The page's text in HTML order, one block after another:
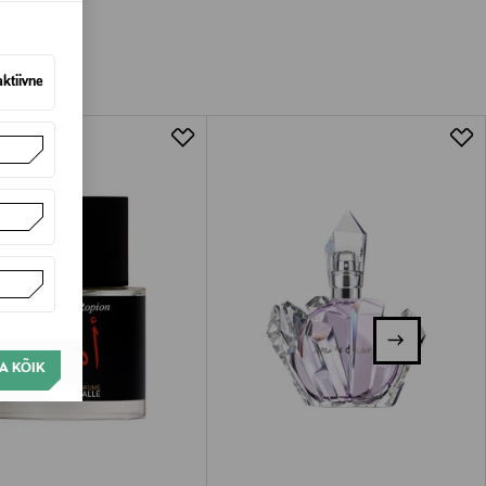
KÕIK
olema avamata originaalpakendis.